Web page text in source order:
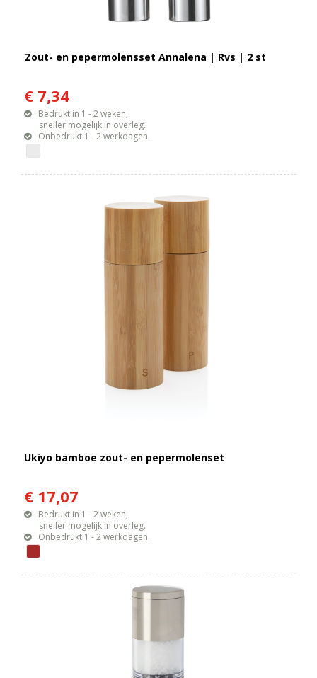
Zout- en pepermolensset Annalena | Rvs | 2 st
€ 7,34
Bedrukt in 1 - 2 weken,
sneller mogelijk in overleg.
Onbedrukt 1 - 2 werkdagen.
Ukiyo bamboe zout- en pepermolenset
€ 17,07
Bedrukt in 1 - 2 weken,
sneller mogelijk in overleg.
Onbedrukt 1 - 2 werkdagen.